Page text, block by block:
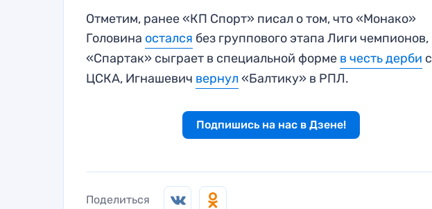
Отметим, ранее «КП Спорт» писал о том, что «Монако»
Головина остался без группового этапа Лиги чемпионов,
«Спартак» сыграет в специальной форме в честь дерби с
ЦСКА, Игнашевич вернул«Балтику» в РПЛ.
Подпишись на нас в Дзене!
Поделиться